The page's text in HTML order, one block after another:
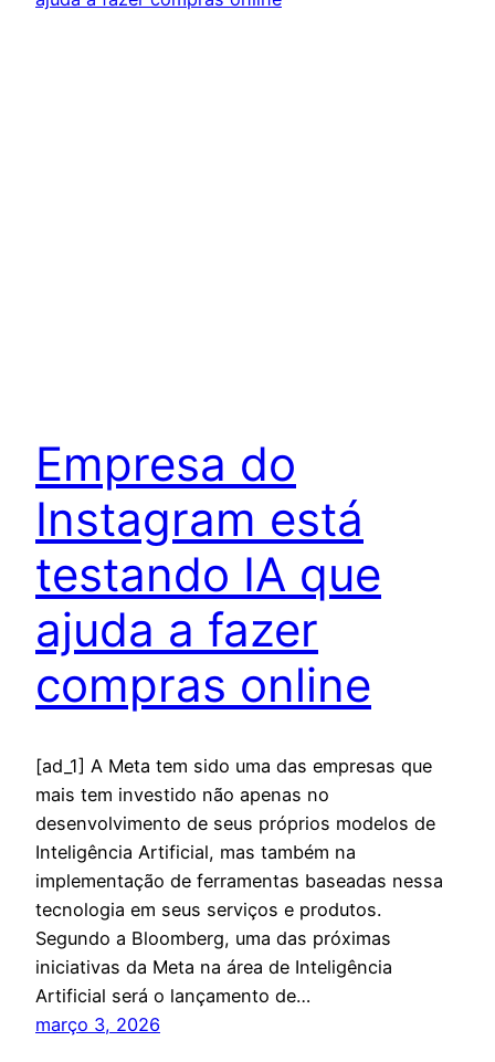
Empresa do
Instagram está
testando IA que
ajuda a fazer
compras online
[ad_1] A Meta tem sido uma das empresas que
mais tem investido não apenas no
desenvolvimento de seus próprios modelos de
Inteligência Artificial, mas também na
implementação de ferramentas baseadas nessa
tecnologia em seus serviços e produtos.
Segundo a Bloomberg, uma das próximas
iniciativas da Meta na área de Inteligência
Artificial será o lançamento de…
março 3, 2026